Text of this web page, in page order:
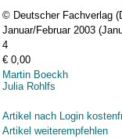
© Deutscher Fachverlag
Januar/Februar 2003
4
€ 0,00
Martin Boeckh
Julia Rohlfs
Artikel nach Login
Artikel weiterempfehlen